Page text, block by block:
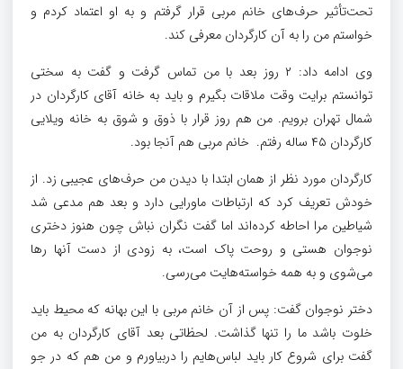
تحت‌تأثیر حرف‌های خانم مربی قرار گرفتم و به او اعتماد کردم و
خواستم من را به آن کارگردان معرفی کند.
وی ادامه داد: ۲ روز بعد با من تماس گرفت و گفت به سختی
توانستم برایت وقت ملاقات بگیرم و باید به خانه آقای کارگردان در
شمال تهران برویم. من هم روز قرار با ذوق و شوق به خانه ویلایی
کارگردان ۴۵ ساله رفتم. خانم مربی هم آنجا بود.
کارگردان مورد نظر از همان ابتدا با دیدن من حرف‌های عجیبی زد. از
خودش تعریف کرد که ارتباطات ماورایی دارد و بعد هم مدعی شد
شیاطین مرا احاطه کرده‌اند اما گفت نگران نباش چون هنوز دختری
نوجوان هستی و روحت پاک است، به زودی از دست آنها رها
می‌شوی و به همه خواسته‌هایت می‌رسی.
دختر نوجوان گفت: پس از آن خانم مربی با این بهانه که محیط باید
خلوت باشد ما را تنها گذاشت. لحظاتی بعد آقای کارگردان به من
گفت برای شروع کار باید لباس‌هایم را دربیاورم و من هم که در جو